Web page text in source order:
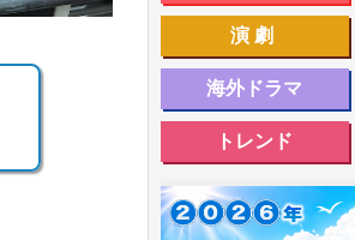
演劇
海外ドラマ
トレンド